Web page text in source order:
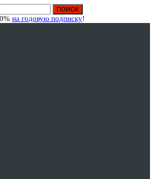
на годовую подписку!